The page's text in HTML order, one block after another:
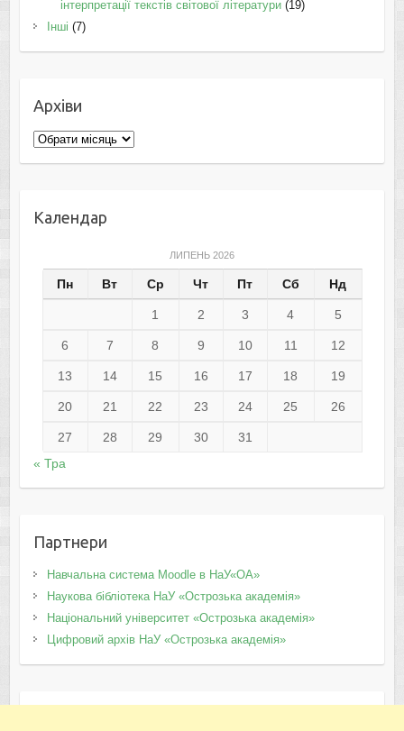
інтерпретації текстів світової літератури(19)
Інші (7)
Архіви
Архіви
Календар
ЛИПЕНЬ 2026
Пн Вт Ср Чт Пт Сб Нд
1 2 3 4 5
6 7 8 9 10 11 12
13 14 15 16 17 18 19
20 21 22 23 24 25 26
27 28 29 30
31
« Тра
Партнери
Навчальна система Moodle в НаУ«ОА»
Наукова бібліотека НаУ «Острозька академія»
Національний університет «Острозька академія»
Цифровий архів НаУ «Острозька академія»